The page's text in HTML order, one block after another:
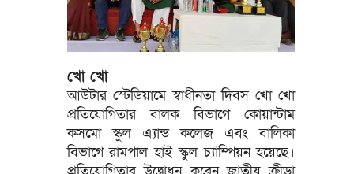
খো খো
আউটার স্টেডিয়ামে স্বাধীনতা দিবস খো খো
প্রতিযোগিতার বালক বিভাগে কোয়ান্টাম
কসমো স্কুল এ্যান্ড কলেজ এবং বালিকা
বিভাগে রামপাল হাই স্কুল চ্যাম্পিয়ন হয়েছে।